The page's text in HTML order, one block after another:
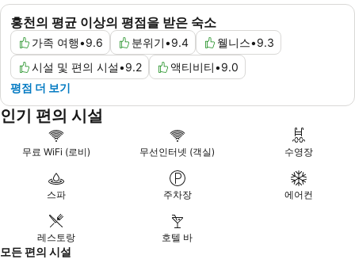
홍천의 평균 이상의 평점을 받은 숙소
가족 여행•9.6 분위기•9.4 웰니스•9.3
시설 및 편의 시설•9.2 액티비티•9.0
평점 더 보기
인기 편의 시설
무료 WiFi (로비) 무선인터넷 (객실) 수영장
스파 주차장 에어컨
레스토랑 호텔 바
모든 편의 시설